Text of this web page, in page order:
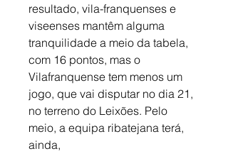
resultado, vila-franquenses e
viseenses mantêm alguma
tranquilidade a meio da tabela,
com 16 pontos, mas o
Vilafranquense tem menos um
jogo, que vai disputar no dia 21,
no terreno do Leixões. Pelo
meio, a equipa ribatejana terá,
ainda,